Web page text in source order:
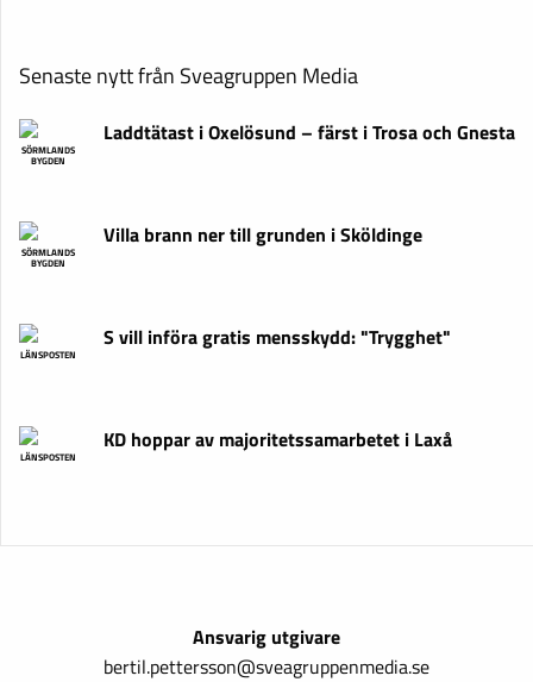
Senaste nytt från Sveagruppen Media
SÖRMLANDS
BYGDEN
Laddtätast i Oxelösund – färst i Trosa och Gnesta
SÖRMLANDS
BYGDEN
Villa brann ner till grunden i Sköldinge
LÄNSPOSTEN
S vill införa gratis mensskydd: "Trygghet"
LÄNSPOSTEN
KD hoppar av majoritetssamarbetet i Laxå
Ansvarig utgivare
bertil.pettersson@sveagruppenmedia.se